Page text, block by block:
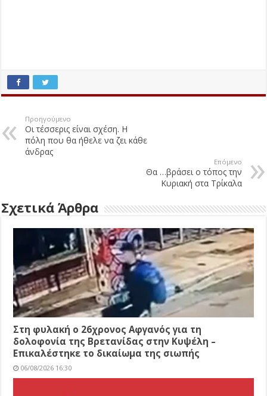
Προηγούμενο
Οι τέσσερις είναι σχέση. Η
πόλη που θα ήθελε να ζει κάθε
άνδρας
Επόμενο
Θα …βράσει ο τόπος την
Κυριακή στα Τρίκαλα
Σχετικά Άρθρα
Στη φυλακή ο 26χρονος Αφγανός για τη
δολοφονία της Βρετανίδας στην Κυψέλη –
Επικαλέστηκε το δικαίωμα της σιωπής
06/08/2026 16:30